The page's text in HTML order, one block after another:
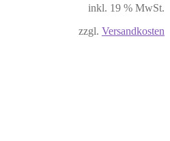
inkl. 19 % MwSt.
zzgl. Versandkosten